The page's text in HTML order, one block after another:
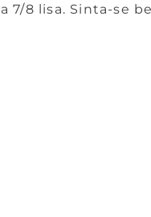
7/8 lisa. Sinta-se